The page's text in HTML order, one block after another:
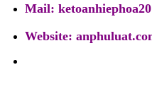
Mail:
Website: